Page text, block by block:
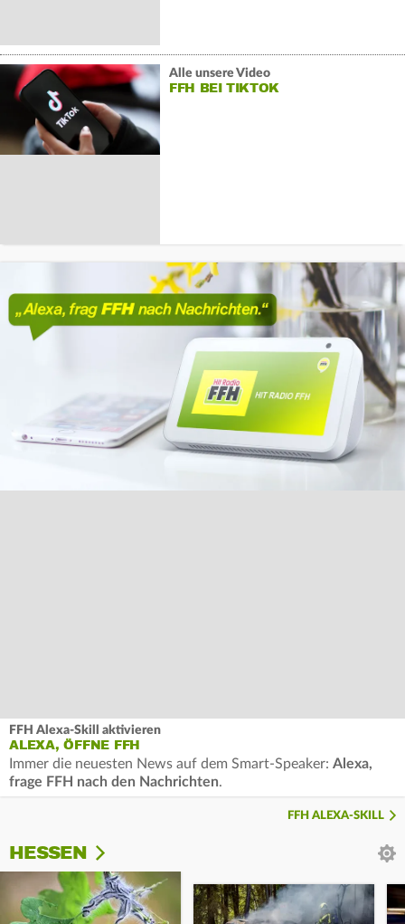
Alle unsere Video
FFH BEI TIKTOK
FFH Alexa-Skill aktivieren
ALEXA, ÖFFNE FFH
Immer die neuesten News auf dem Smart-Speaker: Alexa,
frage FFH nach den Nachrichten.
FFH ALEXA-SKILL
HESSEN